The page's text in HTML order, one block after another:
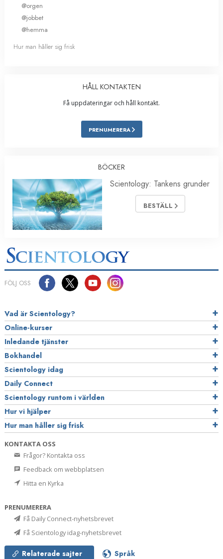
@orgen
@jobbet
@hemma
Hur man håller sig frisk
HÅLL KONTAKTEN
Få uppdateringar och håll kontakt.
PRENUMERERA
BÖCKER
Scientology: Tankens grunder
BESTÄLL
FÖLJ OSS
Vad är Scientology?
Online-kurser
Inledande tjänster
Bokhandel
Scientology idag
Daily Connect
Scientology runtom i världen
Hur vi hjälper
Hur man håller sig frisk
KONTAKTA OSS
Frågor? Kontakta oss
Feedback om webbplatsen
Hitta en Kyrka
PRENUMERERA
Få Daily Connect-nyhetsbrevet
Få Scientology idag-nyhetsbrevet
Relaterade sajter Språk